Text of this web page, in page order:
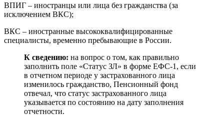
ВПИГ – иностранцы или лица без гражданства (за
исключением ВКС);
ВКС – иностранные высококвалифицированные
специалисты, временно пребывающие в России.
К сведению: на вопрос о том, как правильно
заполнить поле «Статус ЗЛ» в форме ЕФС-1, если
в отчетном периоде у застрахованного лица
изменилось гражданство, Пенсионный фонд
отвечал, что статус застрахованного лица
указывается по состоянию на дату заполнения
отчетности.